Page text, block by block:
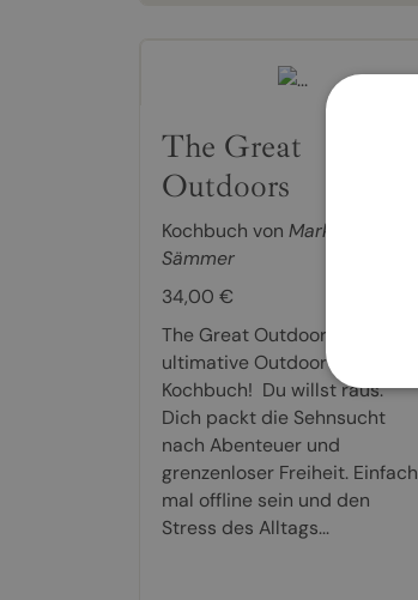
The Great
Outdoors
Kochbuch von Markus
Sämmer
34,00 €
The Great Outdoors: Das
ultimative Outdoor-
Kochbuch! Du willst raus.
Dich packt die Sehnsucht
nach Abenteuer und
grenzenloser Freiheit. Einfach
mal offline sein und den
Stress des Alltags...